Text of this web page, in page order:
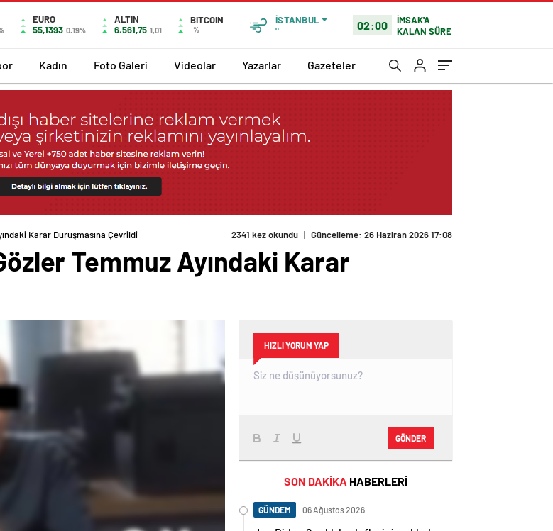
EURO
55,1393 0.19%
ALTIN
6.561,75 1,01
BITCOIN
%
İSTANBUL
°
02:00
İMSAK'A
KALAN SÜRE
Kadın Foto Galeri Videolar Yazarlar Gazeteler
Karar Duruşmasına Çevrildi 2341 kez okundu | Güncelleme: 26 Haziran 2026 17:08
Temmuz Ayındaki Karar
HIZLI YORUM YAP
GÖNDER
SON DAKİKA HABERLERİ
GÜNDEM 06 Ağustos 2026